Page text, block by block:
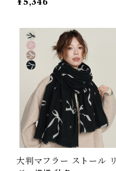
大判マフラー ストール リ